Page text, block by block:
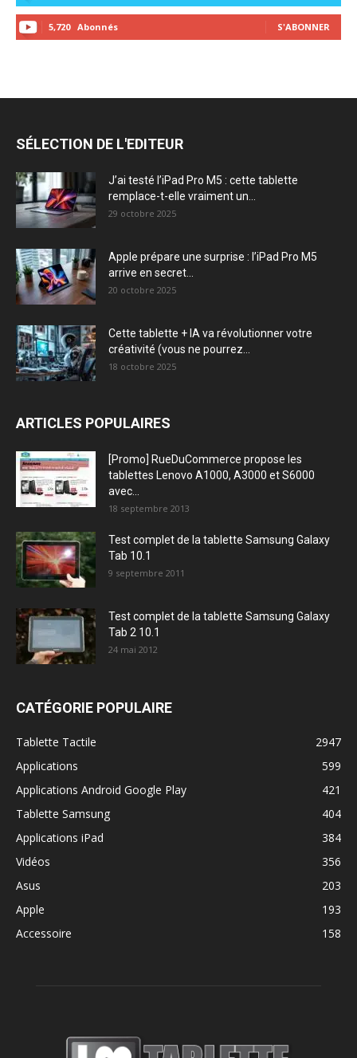
5,720 Abonnés S'ABONNER
SÉLECTION DE L'EDITEUR
J’ai testé l’iPad Pro M5 : cette tablette
remplace-t-elle vraiment un...
29 octobre 2025
Apple prépare une surprise : l’iPad Pro M5
arrive en secret...
20 octobre 2025
Cette tablette + IA va révolutionner votre
créativité (vous ne pourrez...
18 octobre 2025
ARTICLES POPULAIRES
[Promo] RueDuCommerce propose les
tablettes Lenovo A1000, A3000 et S6000
avec...
18 septembre 2013
Test complet de la tablette Samsung Galaxy
Tab 10.1
9 septembre 2011
Test complet de la tablette Samsung Galaxy
Tab 2 10.1
24 mai 2012
CATÉGORIE POPULAIRE
Tablette Tactile
2947
Applications
599
Applications Android Google Play
421
Tablette Samsung
404
Applications iPad
384
Vidéos
356
Asus
203
Apple
193
Accessoire
158